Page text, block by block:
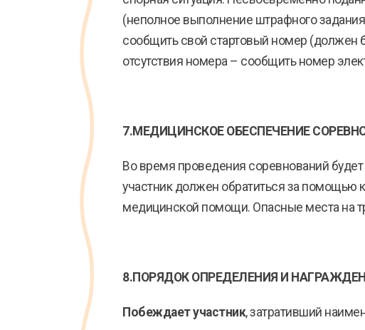
(неполное выполнение штрафного
сообщить свой стартовый номер (должен
отсутствия номера – сообщить номер
7.МЕДИЦИНСКОЕ ОБЕСПЕЧЕНИЕ
Во время проведения соревнований
участник должен обратиться за помощью
медицинской помощи. Опасные места на
8.ПОРЯДОК ОПРЕДЕЛЕНИЯ И
Побеждает участник, затративший